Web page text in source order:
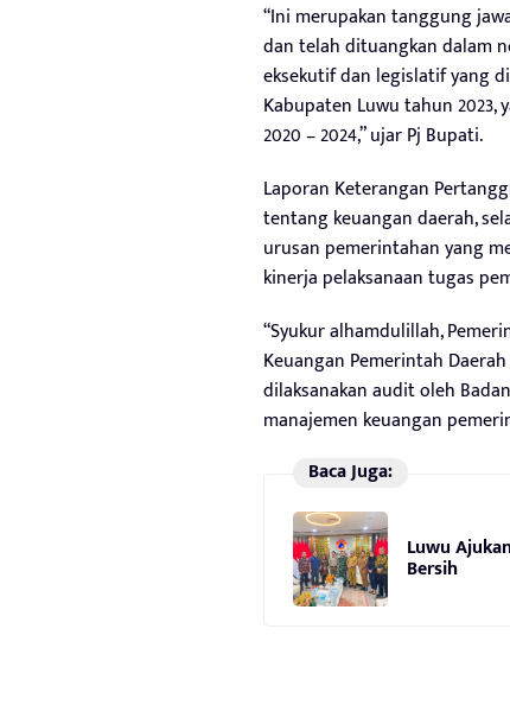
“Ini merupakan tanggung
dan telah dituangkan dalam
eksekutif dan legislatif yang
Kabupaten Luwu tahun 2023,
2020 – 2024,” ujar Pj Bupati.
Laporan Keterangan
tentang keuangan daerah,
urusan pemerintahan yang
kinerja pelaksanaan tugas
“Syukur alhamdulillah,
Keuangan Pemerintah
dilaksanakan audit oleh
manajemen keuangan
Baca Juga:
Luwu
Bersih